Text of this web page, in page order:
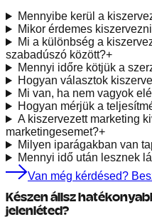
Mennyibe kerül a
Mikor érdemes
Mi a különbség a
szabadúszó között?+
Mennyi időre kötjük a
Hogyan választok
Mi van, ha nem vagyok
Hogyan mérjük a
A kiszervezett marketing
marketingesemet?+
Milyen iparágakban van
Mennyi idő után lesznek
Van még kérdésed?
Készen állsz
jelenléted?